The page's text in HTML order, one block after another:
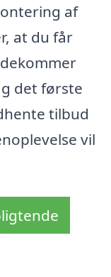
af
at du får
det første
tilbud
vil